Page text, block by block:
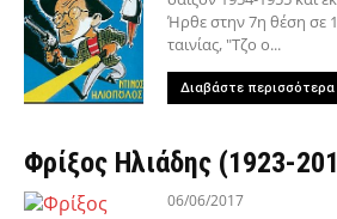
Ήρθε στην 7η θέση σε
ταινίας, "Τζο ο...
Διαβάστε περισσότερα
Φρίξος Ηλιάδης (1923-
06/06/2017